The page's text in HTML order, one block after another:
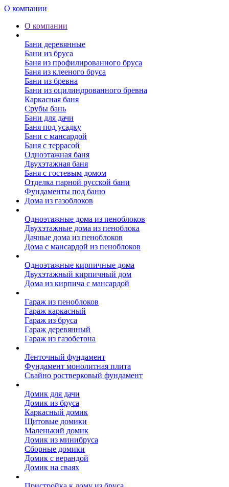
О компании
О компании
Бани деревянные
Бани из бруса
Баня из профилированного бруса
Баня из клееного бруса
Бани из бревна
Бани из оцилиндрованного бревна
Каркасная баня
Срубы бань
Бани для дачи
Баня под усадку
Бани с мансардой
Баня с террасой
Одноэтажная баня
Двухэтажная баня
Баня с гостевым домом
Отделка парной русской бани
Фундаменты под баню
Дома из газоблоков
Одноэтажные дома из пеноблоков
Двухэтажные дома из пеноблока
Дачные дома из пеноблоков
Дома с мансардой из пеноблоков
Одноэтажные кирпичные дома
Двухэтажный кирпичный дом
Дома из кирпича с мансардой
Гараж из пеноблоков
Гараж каркасный
Гараж из бруса
Гараж деревянный
Гараж из газобетона
Ленточный фундамент
Фундамент монолитная плита
Свайно ростверковый фундамент
Домик для дачи
Домик из бруса
Каркасный домик
Щитовые домики
Маленький домик
Домик из минибруса
Сборные домики
Домик с верандой
Домик на сваях